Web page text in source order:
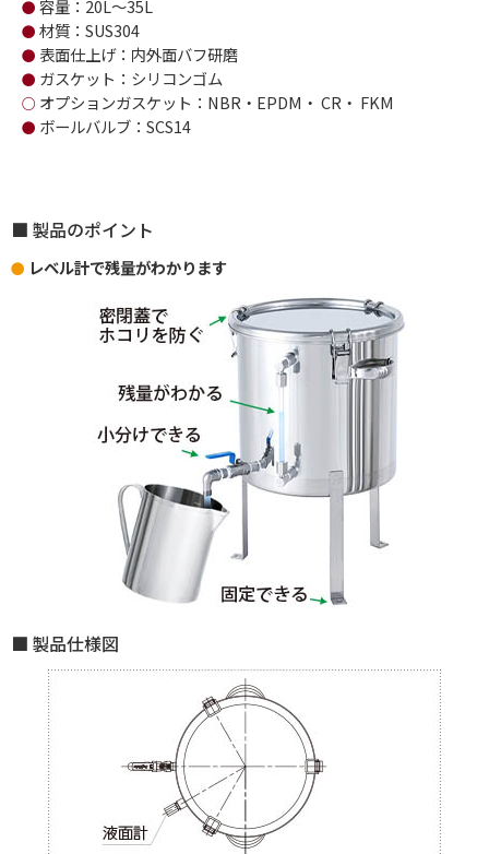
● 容量：20L～35L
● 材質：SUS304
● 表面仕上げ：内外面バフ研磨
● ガスケット：シリコンゴム
○ オプションガスケット：NBR・EPDM・ CR・ FKM
● ボールバルブ：SCS14
製品のポイント
レベル計で残量がわかります
製品仕様図